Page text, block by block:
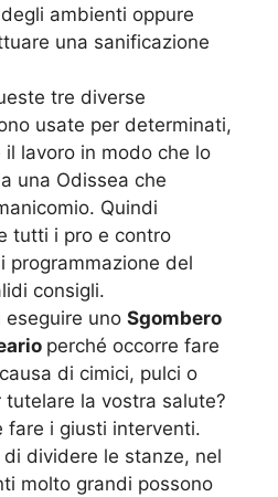
ambienti oppure
una sanificazione
tre diverse
usate per determinati,
lavoro in modo che lo
una Odissea che
Quindi
tutti i pro e contro
programmazione del
consigli.
uno Sgombero
perché occorre fare
di cimici, pulci o
la vostra salute?
fare i giusti interventi.
dividere le stanze, nel
molto grandi possono